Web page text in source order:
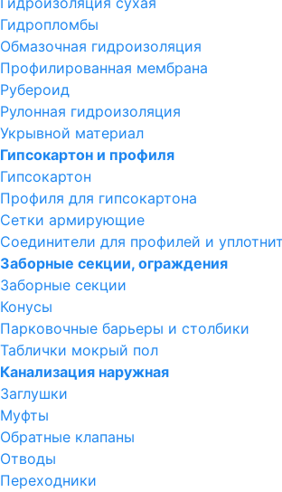
Гидропломбы
Обмазочная гидроизоляция
Профилированная мембрана
Рубероид
Рулонная гидроизоляция
Укрывной материал
Гипсокартон и профиля
Гипсокартон
Профиля для гипсокартона
Сетки армирующие
Соединители для профилей и
Заборные секции, ограждения
Заборные секции
Конусы
Парковочные барьеры и столбики
Таблички мокрый пол
Канализация наружная
Заглушки
Муфты
Обратные клапаны
Отводы
Переходники